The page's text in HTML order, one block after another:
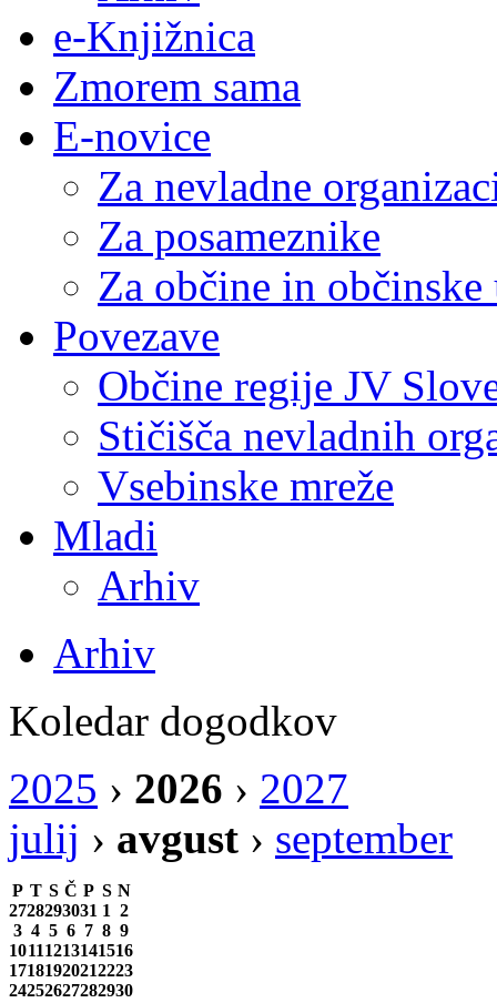
e-Knjižnica
Zmorem sama
E-novice
Za nevladne
Za posameznike
Za občine in občinske
Povezave
Občine regije JV
Stičišča nevladnih
Vsebinske mreže
Mladi
Arhiv
Arhiv
Koledar dogodkov
2025 › 2026 › 2027
julij › avgust › september
P T S Č P S N
2728293031 1 2
3 4 5 6 7 8 9
10111213141516
17181920212223
24252627282930